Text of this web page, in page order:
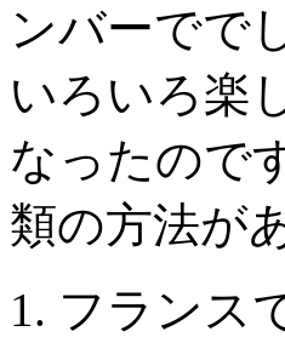
ンバーでで
いろいろ楽
なったので
類の方法が
1. フランス